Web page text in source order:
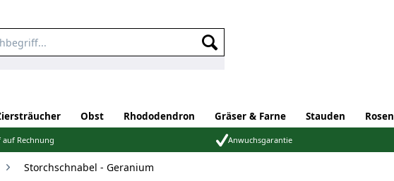
Obst Rhododendron Gräser & Farne Stauden Rosen
auf Rechnung Anwuchsgarantie
Storchschnabel - Geranium